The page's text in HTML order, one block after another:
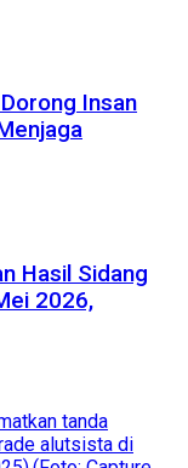
Insan
Hasil Sidang
2026,